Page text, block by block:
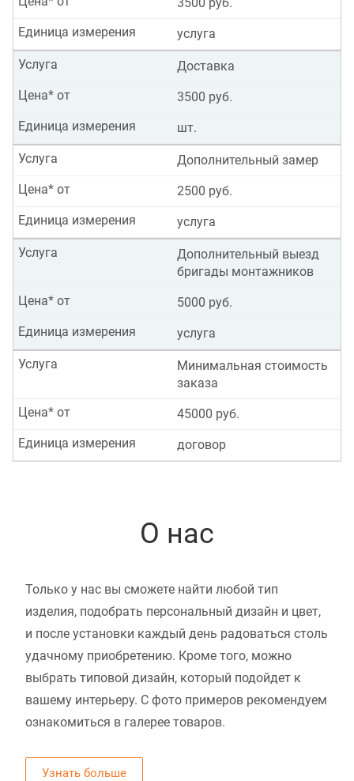
услуга
Единица измерения
Доставка
Услуга
3500 руб.
Цена* от
шт.
Единица измерения
Дополнительный замер
Услуга
2500 руб.
Цена* от
услуга
Единица измерения
Дополнительный выезд
бригады монтажников
Услуга
5000 руб.
Цена* от
услуга
Единица измерения
Минимальная стоимость
заказа
Услуга
45000 руб.
Цена* от
договор
Единица измерения
О нас
Только у нас вы сможете найти любой тип
изделия, подобрать персональный дизайн и цвет,
и после установки каждый день радоваться столь
удачному приобретению. Кроме того, можно
выбрать типовой дизайн, который подойдет к
вашему интерьеру. С фото примеров рекомендуем
ознакомиться в галерее товаров.
Узнать больше